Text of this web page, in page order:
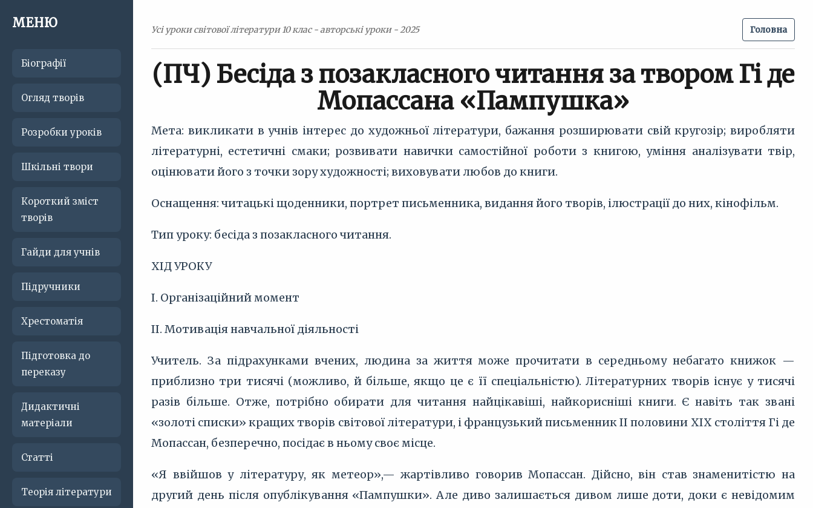
МЕНЮ
Біографії
Огляд творів
Розробки уроків
Шкільні твори
Короткий зміст
творів
Гайди для учнів
Підручники
Хрестоматія
Підготовка до
переказу
Дидактичні
матеріали
Статті
Теорія літератури
Усі уроки світової літератури 10 клас - авторські уроки - 2025 Головна
(ПЧ) Бесіда з позакласного читання за твором Гі де
Мопассана «Пампушка»
Мета: викликати в учнів інтерес до художньої літератури, бажання розширювати свій кругозір; виробляти
літературні, естетичні смаки; розвивати навички самостійної роботи з книгою, уміння аналізувати твір,
оцінювати його з точки зору художності; виховувати любов до книги.
Оснащення: читацькі щоденники, портрет письменника, видання його творів, ілюстрації до них, кінофільм.
Тип уроку: бесіда з позакласного читання.
ХІД УРОКУ
I. Організаційний момент
II. Мотивація навчальної діяльності
Учитель. За підрахунками вчених, людина за життя може прочитати в середньому небагато книжок —
приблизно три тисячі (можливо, й більше, якщо це є її спеціальністю). Літературних творів існує у тисячі
разів більше. Отже, потрібно обирати для читання найцікавіші, найкорисніші книги. Є навіть так звані
«золоті списки» кращих творів світової літератури, і французький письменник ІІ половини ХІХ століття Гі де
Мопассан, безперечно, посідає в ньому своє місце.
«Я ввійшов у літературу, як метеор»,— жартівливо говорив Мопассан. Дійсно, він став знаменитістю на
другий день після опублікування «Пампушки». Але диво залишається дивом лише доти, доки є невідомим